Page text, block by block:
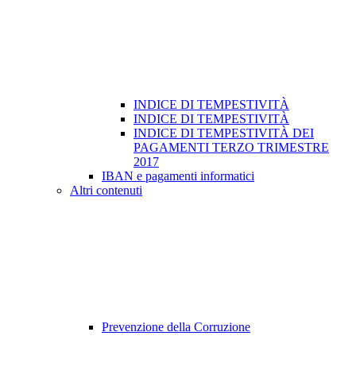
INDICE DI TEMPESTIVITÀ
INDICE DI TEMPESTIVITÀ
INDICE DI TEMPESTIVITÀ DEI
PAGAMENTI TERZO TRIMESTRE
2017
IBAN e pagamenti informatici
Altri contenuti
Prevenzione della Corruzione